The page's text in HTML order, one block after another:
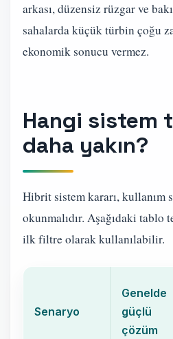
arkası, düzensiz rüzgar ve
sahalarda küçük türbin çoğu
ekonomik sonucu vermez.
Hangi sistem
daha yakın?
Hibrit sistem kararı, kullanım
okunmalıdır. Aşağıdaki tablo
ilk filtre olarak kullanılabilir.
Senaryo
Genelde
güçlü
çözüm